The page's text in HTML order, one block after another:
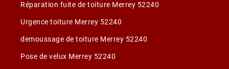
Réparation fuite de toiture Merrey 52240
Urgence toiture Merrey 52240
demoussage de toiture Merrey 52240
Pose de velux Merrey 52240